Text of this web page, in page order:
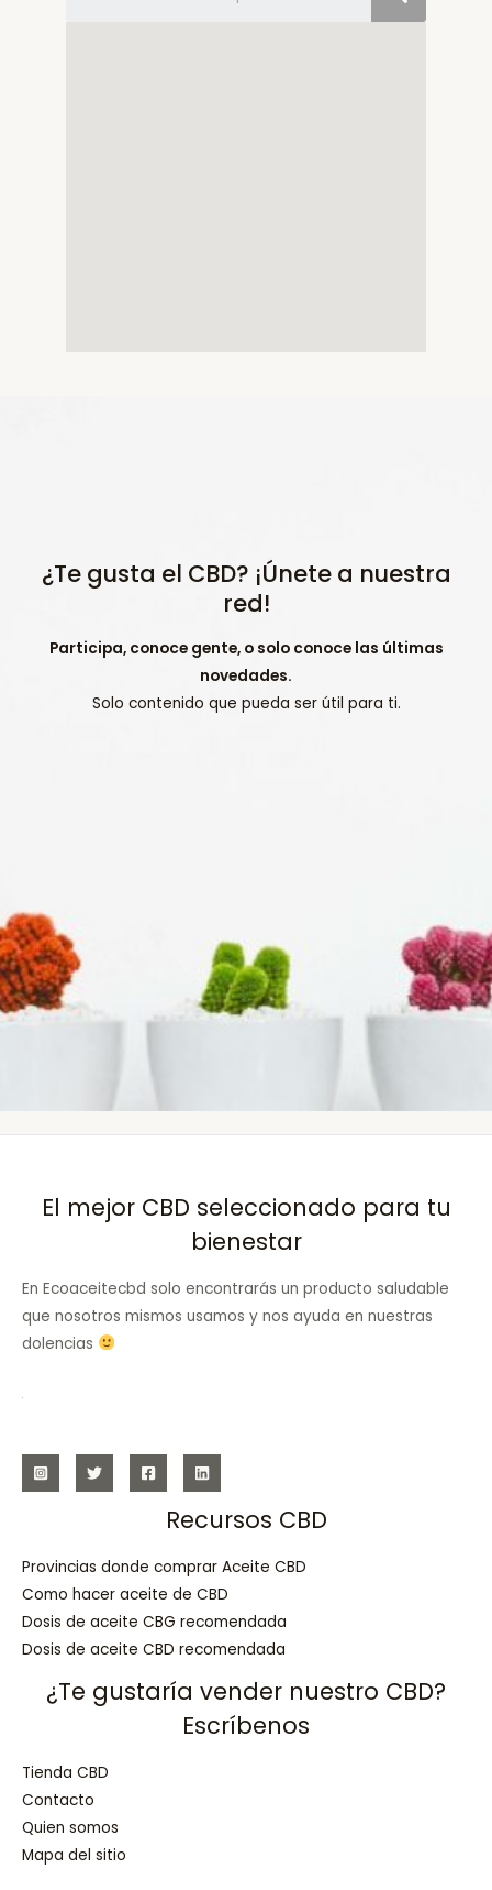
¿Te gusta el CBD? ¡Únete a nuestra
red!
Participa, conoce gente, o solo conoce las últimas
novedades.
Solo contenido que pueda ser útil para ti.
El mejor CBD seleccionado para tu
bienestar
En Ecoaceitecbd solo encontrarás un producto saludable
que nosotros mismos usamos y nos ayuda en nuestras
dolencias
Recursos CBD
Provincias donde comprar Aceite CBD
Como hacer aceite de CBD
Dosis de aceite CBG recomendada
Dosis de aceite CBD recomendada
¿Te gustaría vender nuestro CBD?
Escríbenos
Tienda CBD
Contacto
Quien somos
Mapa del sitio